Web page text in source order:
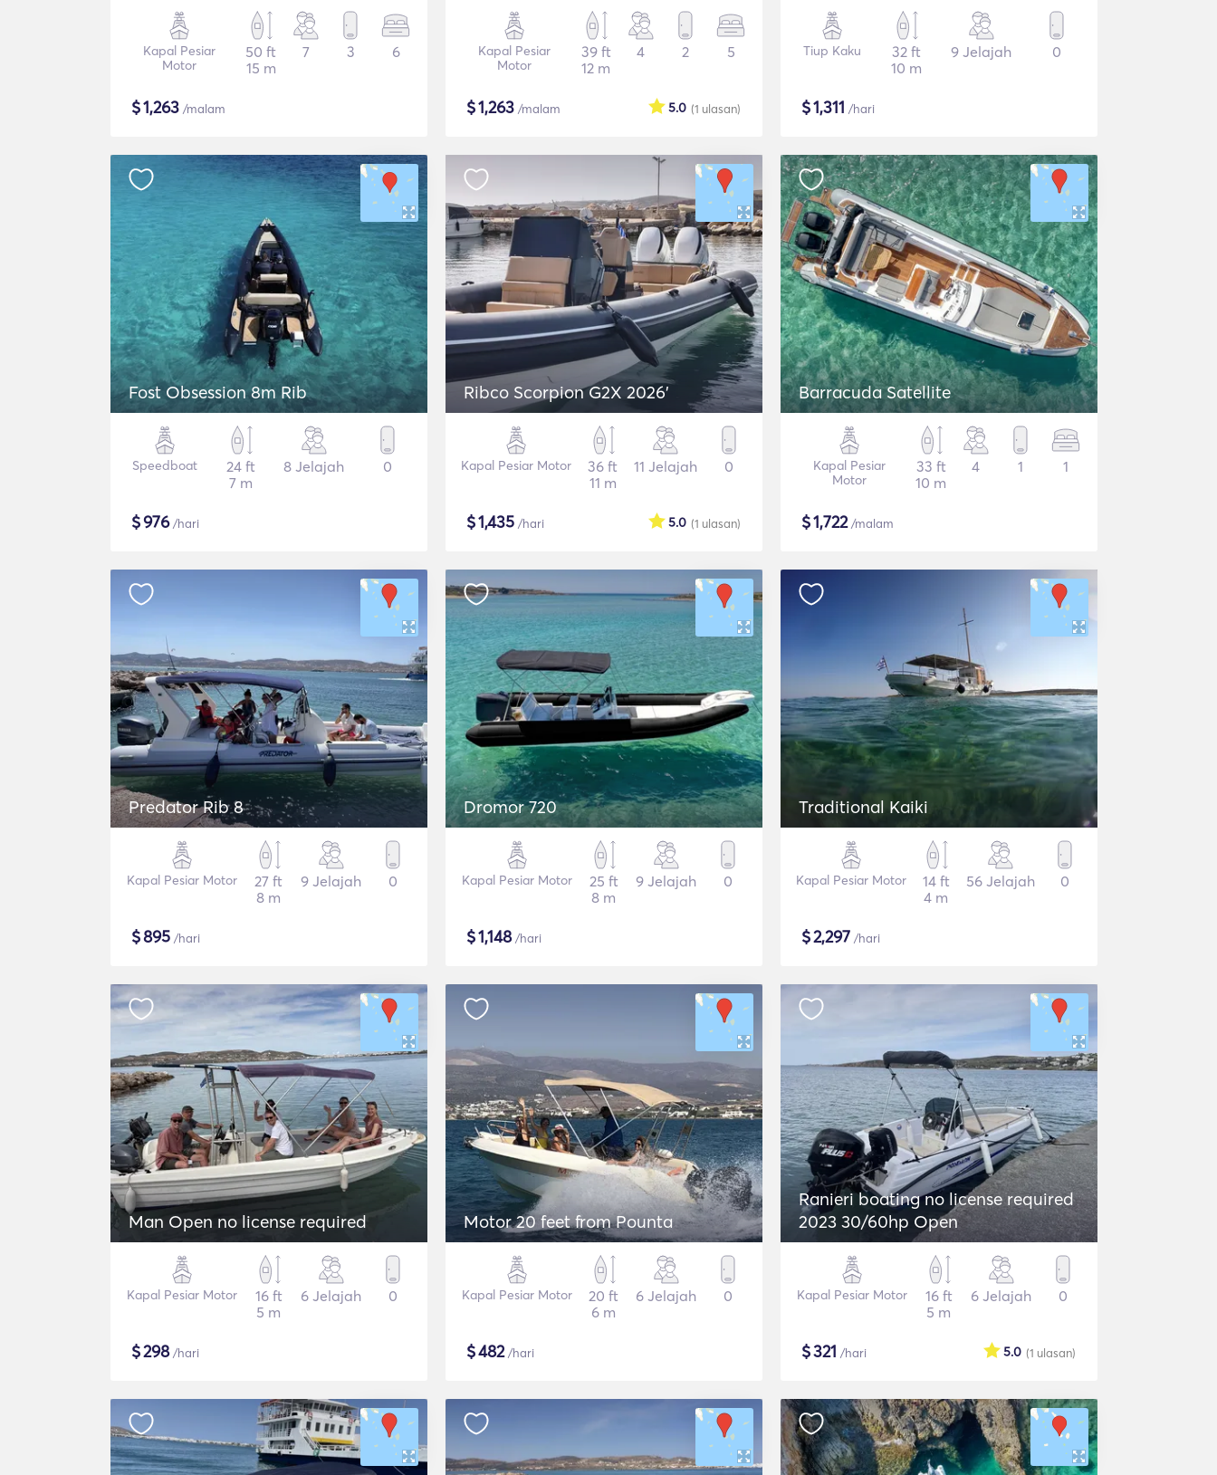
Kapal Pesiar
Motor
50 ft
15 m
7 3 6
$1,263 /malam
Kapal Pesiar
Motor
39 ft
12 m
4 2 5
$1,263 /malam (1 ulasan)
5.0
Tiup Kaku
32 ft
10 m
9 Jelajah 0
$1,311 /hari
Fost Obsession 8m Rib
Speedboat
24 ft
7 m
8 Jelajah 0
$976/hari
Ribco Scorpion G2X 2026'
Kapal Pesiar Motor
36 ft
11 m
11 Jelajah 0
$1,435 /hari (1 ulasan)
5.0
Barracuda Satellite
Kapal Pesiar
Motor
33 ft
10 m
4 1 1
$1,722/malam
Predator Rib 8
Kapal Pesiar Motor
27 ft
8 m
9 Jelajah 0
$895 /hari
Dromor 720
Kapal Pesiar Motor
25 ft
8 m
9 Jelajah 0
$1,148/hari
Traditional Kaiki
Kapal Pesiar Motor
14 ft
4 m
56 Jelajah 0
$2,297 /hari
Man Open no license required
Kapal Pesiar Motor
16 ft
5 m
6 Jelajah 0
$298/hari
Motor 20 feet from Pounta
Kapal Pesiar Motor
20 ft
6 m
6 Jelajah 0
$482/hari
Ranieri boating no license required
2023 30/60hp Open
Kapal Pesiar Motor
16 ft
5 m
6 Jelajah 0
$321 /hari (1 ulasan)
5.0